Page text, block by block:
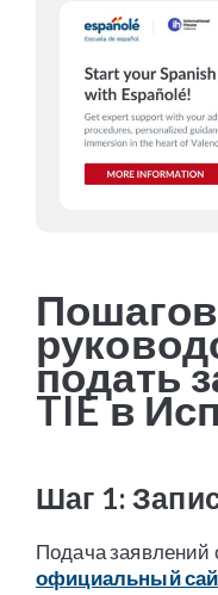
подать
TIE в
Шаг 1:
Подача заявлений
официальный